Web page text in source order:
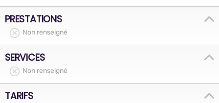
PRESTATIONS
Non renseigné
SERVICES
Non renseigné
TARIFS